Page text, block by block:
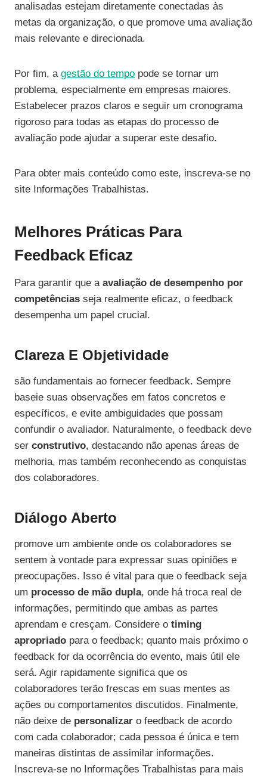
analisadas estejam diretamente conectadas às
metas da organização, o que promove uma avaliação
mais relevante e direcionada.
Por fim, a gestão do tempo pode se tornar um
problema, especialmente em empresas maiores.
Estabelecer prazos claros e seguir um cronograma
rigoroso para todas as etapas do processo de
avaliação pode ajudar a superar este desafio.
Para obter mais conteúdo como este, inscreva-se no
site Informações Trabalhistas.
Melhores Práticas Para
Feedback Eficaz
Para garantir que a avaliação de desempenho por
competências seja realmente eficaz, o feedback
desempenha um papel crucial.
Clareza E Objetividade
são fundamentais ao fornecer feedback. Sempre
baseie suas observações em fatos concretos e
específicos, e evite ambiguidades que possam
confundir o avaliador. Naturalmente, o feedback deve
ser construtivo, destacando não apenas áreas de
melhoria, mas também reconhecendo as conquistas
dos colaboradores.
Diálogo Aberto
promove um ambiente onde os colaboradores se
sentem à vontade para expressar suas opiniões e
preocupações. Isso é vital para que o feedback seja
um processo de mão dupla, onde há troca real de
informações, permitindo que ambas as partes
aprendam e cresçam. Considere o timing
apropriado para o feedback; quanto mais próximo o
feedback for da ocorrência do evento, mais útil ele
será. Agir rapidamente significa que os
colaboradores terão frescas em suas mentes as
ações ou comportamentos discutidos. Finalmente,
não deixe de personalizar o feedback de acordo
com cada colaborador; cada pessoa é única e tem
maneiras distintas de assimilar informações.
Inscreva-se no Informações Trabalhistas para mais